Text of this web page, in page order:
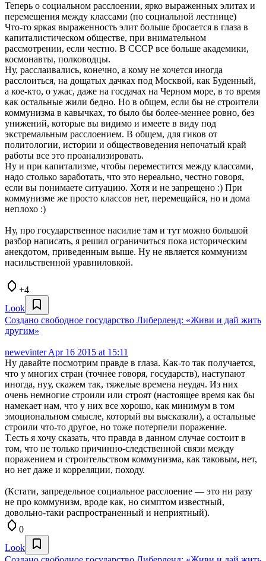
Теперь о социальном расслоении, ярко выраженных элитах и
перемещения между классами (по социальной лестнице)
Что-то яркая выраженность элит больше бросается в глаза в
капиталистическом обществе, при внимательном
рассмотрении, если честно. В СССР все больше академики,
космонавты, полководцы.
Ну, расслаивались, конечно, а кому не хочется иногда
расслоиться, на дощатых дачках под Москвой, как Буденный,
а кое-кто, о ужас, даже на госдачах на Черном море, в то время
как остальные жили бедно. Но в общем, если бы не строители
коммунизма в кавычках, то было бы более-меннее ровно, без
унижений, которые вы видимо и имеете в виду под
экстремальным расслоением. В общем, для гиков от
политологии, истории и обществоведения непочатый край
работы все это проанализировать.
Ну и при капитализме, чтобы переместится между классами,
надо столько заработать, что это нереально, честно говоря,
если вы понимаете ситуацию. Хотя и не запрещено :) При
коммунизме же просто классов нет, перемещайся, но и дома
неплохо :)
Ну, про государственное насилие там и тут можно большой
разбор написать, я решил ограничиться пока историческим
анекдотом, приведенным выше. Ну не является коммунизм
насильственной уравниловкой.
+4
Look
Создано свободное государство Либерленд: «Живи и дай жить
другим»
newevinterApr 16 2015 at 15:11
Ну давайте посмотрим правде в глаза. Как-то так получается,
что у многих стран (точнее говоря, государств), наступают
иногда, нуу, скажем так, тяжелые времена неудач. Из них
очень немногие строили или строят (настоящее время как бы
намекает нам, что у них все хорошо, как минимум в том
эмоциональном смысле, который вы высказали), а остальные
строили что-то другое, но тоже потерпели поражение.
Т.есть я хочу сказать, что правда в данном случае состоит в
том, что не только причинно-следственной связи между
поражением и строительством коммунизма, как таковым, нет,
но нет даже и корреляции, походу.
(Кстати, запредельное социальное расслоение — это ни разу
не про коммунизм, вроде как, но симптом известный,
довольно-таки распространенный и неприятный).
0
Look